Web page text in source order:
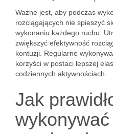
Ważne jest, aby podczas
rozciągających nie spieszyć
wykonaniu każdego ruchu.
zwiększyć efektywność
kontuzji. Regularne
korzyści w postaci lepszej
codziennych aktywnościach.
Jak